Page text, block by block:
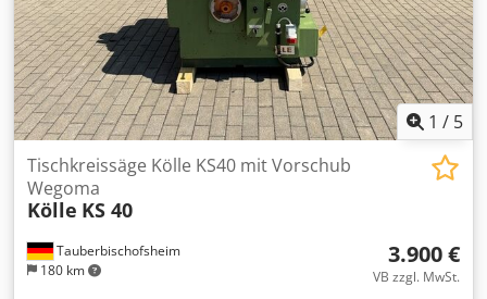
1 / 5
Tauberbischofsheim
180 km
Tischkreissäge Kölle KS40 mit Vorschub
Wegoma
Kölle KS 40
3.900 €
VB zzgl. MwSt.